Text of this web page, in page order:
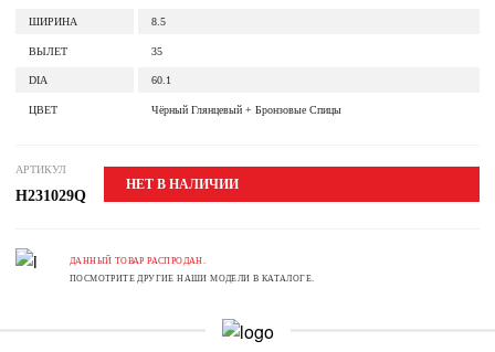
ШИРИНА 8.5
ВЫЛЕТ 35
DIA 60.1
ЦВЕТ Чёрный Глянцевый + Бронзовые Спицы
АРТИКУЛ
H231029Q
НЕТ В НАЛИЧИИ
ДАННЫЙ ТОВАР РАСПРОДАН.
ПОСМОТРИТЕ ДРУГИЕ НАШИ МОДЕЛИ В КАТАЛОГЕ.